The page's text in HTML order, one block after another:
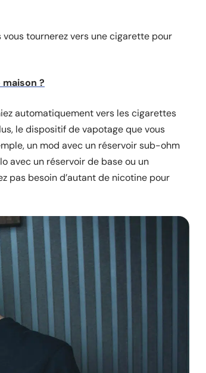
vous tournerez vers une cigarette pour
?
automatiquement vers les cigarettes
le dispositif de vapotage que vous
un mod avec un réservoir sub-ohm
avec un réservoir de base ou un
pas besoin d’autant de nicotine pour